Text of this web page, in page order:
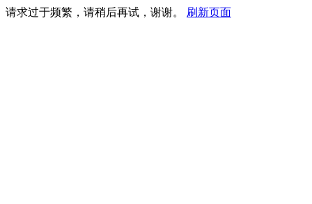
请求过于频繁，请稍后再试，谢谢。 刷新页面